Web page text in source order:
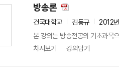
방송론
건국대학교 김동규
2012
본 강의는 방송전공의 기초과목
차시보기
강의담기